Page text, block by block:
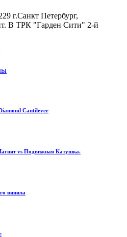
г.Санкт Петербург,
B ТРК "Гарден Сити" 2-й
Cantilever
vs Подвижная Катушка.
винила